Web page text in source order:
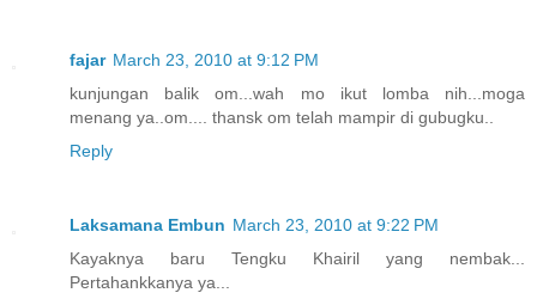
fajar March 23, 2010 at 9:12 PM
kunjungan balik om...wah mo ikut lomba nih...moga
menang ya..om.... thansk om telah mampir di gubugku..
Reply
Laksamana Embun March 23, 2010 at 9:22 PM
Kayaknya baru Tengku Khairil yang nembak...
Pertahankkanya ya...